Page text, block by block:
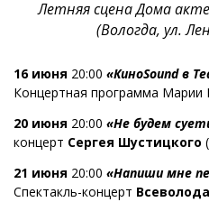
Летняя сцена Дома
(Вологда, ул.
16 июня 20:00 «КиноSound в
Концертная программа Марии
20 июня 20:00 «Не будем
концерт Сергея Шустицкого
21 июня 20:00 «Напиши мне
Спектакль-концерт